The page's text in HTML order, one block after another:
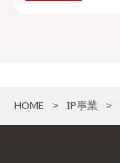
HOME > IP事業 >